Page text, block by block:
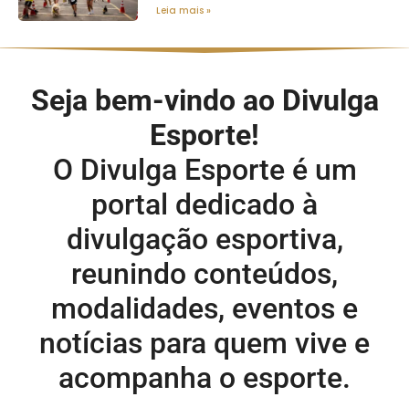
Leia mais »
Seja bem-vindo ao Divulga
Esporte!
O Divulga Esporte é um
portal dedicado à
divulgação esportiva,
reunindo conteúdos,
modalidades, eventos e
notícias para quem vive e
acompanha o esporte.